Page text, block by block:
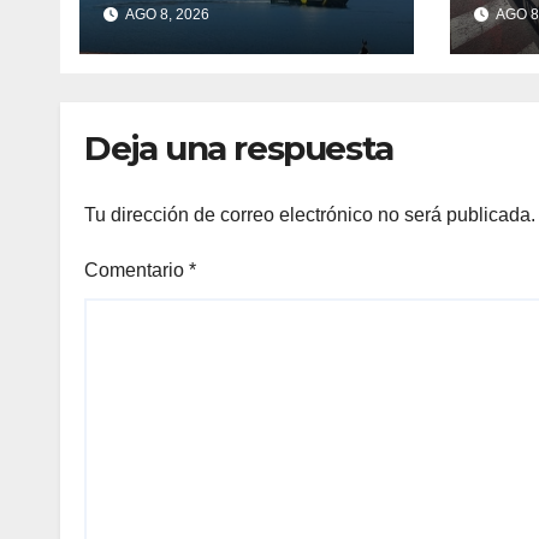
últimos episodios
de contaminación
AGO 8, 2026 AGO
Deja una respuesta
Tu dirección de correo electrónico no será publicada.
Comentario *